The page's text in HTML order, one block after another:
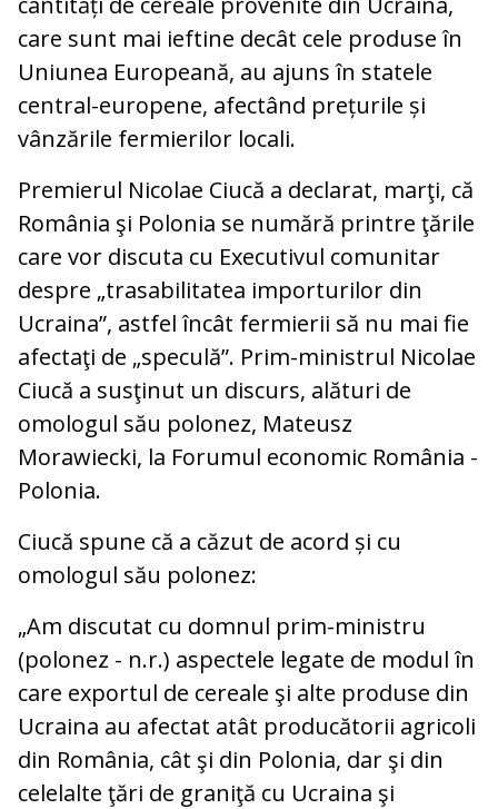
care sunt mai ieftine decât cele produse în
Uniunea Europeană, au ajuns în statele
central-europene, afectând prețurile și
vânzările fermierilor locali.
Premierul Nicolae Ciucă a declarat, marţi, că
România şi Polonia se numără printre ţările
care vor discuta cu Executivul comunitar
despre „trasabilitatea importurilor din
Ucraina”, astfel încât fermierii să nu mai fie
afectaţi de „speculă”. Prim-ministrul Nicolae
Ciucă a susţinut un discurs, alături de
omologul său polonez, Mateusz
Morawiecki, la Forumul economic România -
Polonia.
Ciucă spune că a căzut de acord și cu
omologul său polonez:
„Am discutat cu domnul prim-ministru
(polonez - n.r.) aspectele legate de modul în
care exportul de cereale şi alte produse din
Ucraina au afectat atât producătorii agricoli
din România, cât şi din Polonia, dar şi din
celelalte ţări de graniţă cu Ucraina şi